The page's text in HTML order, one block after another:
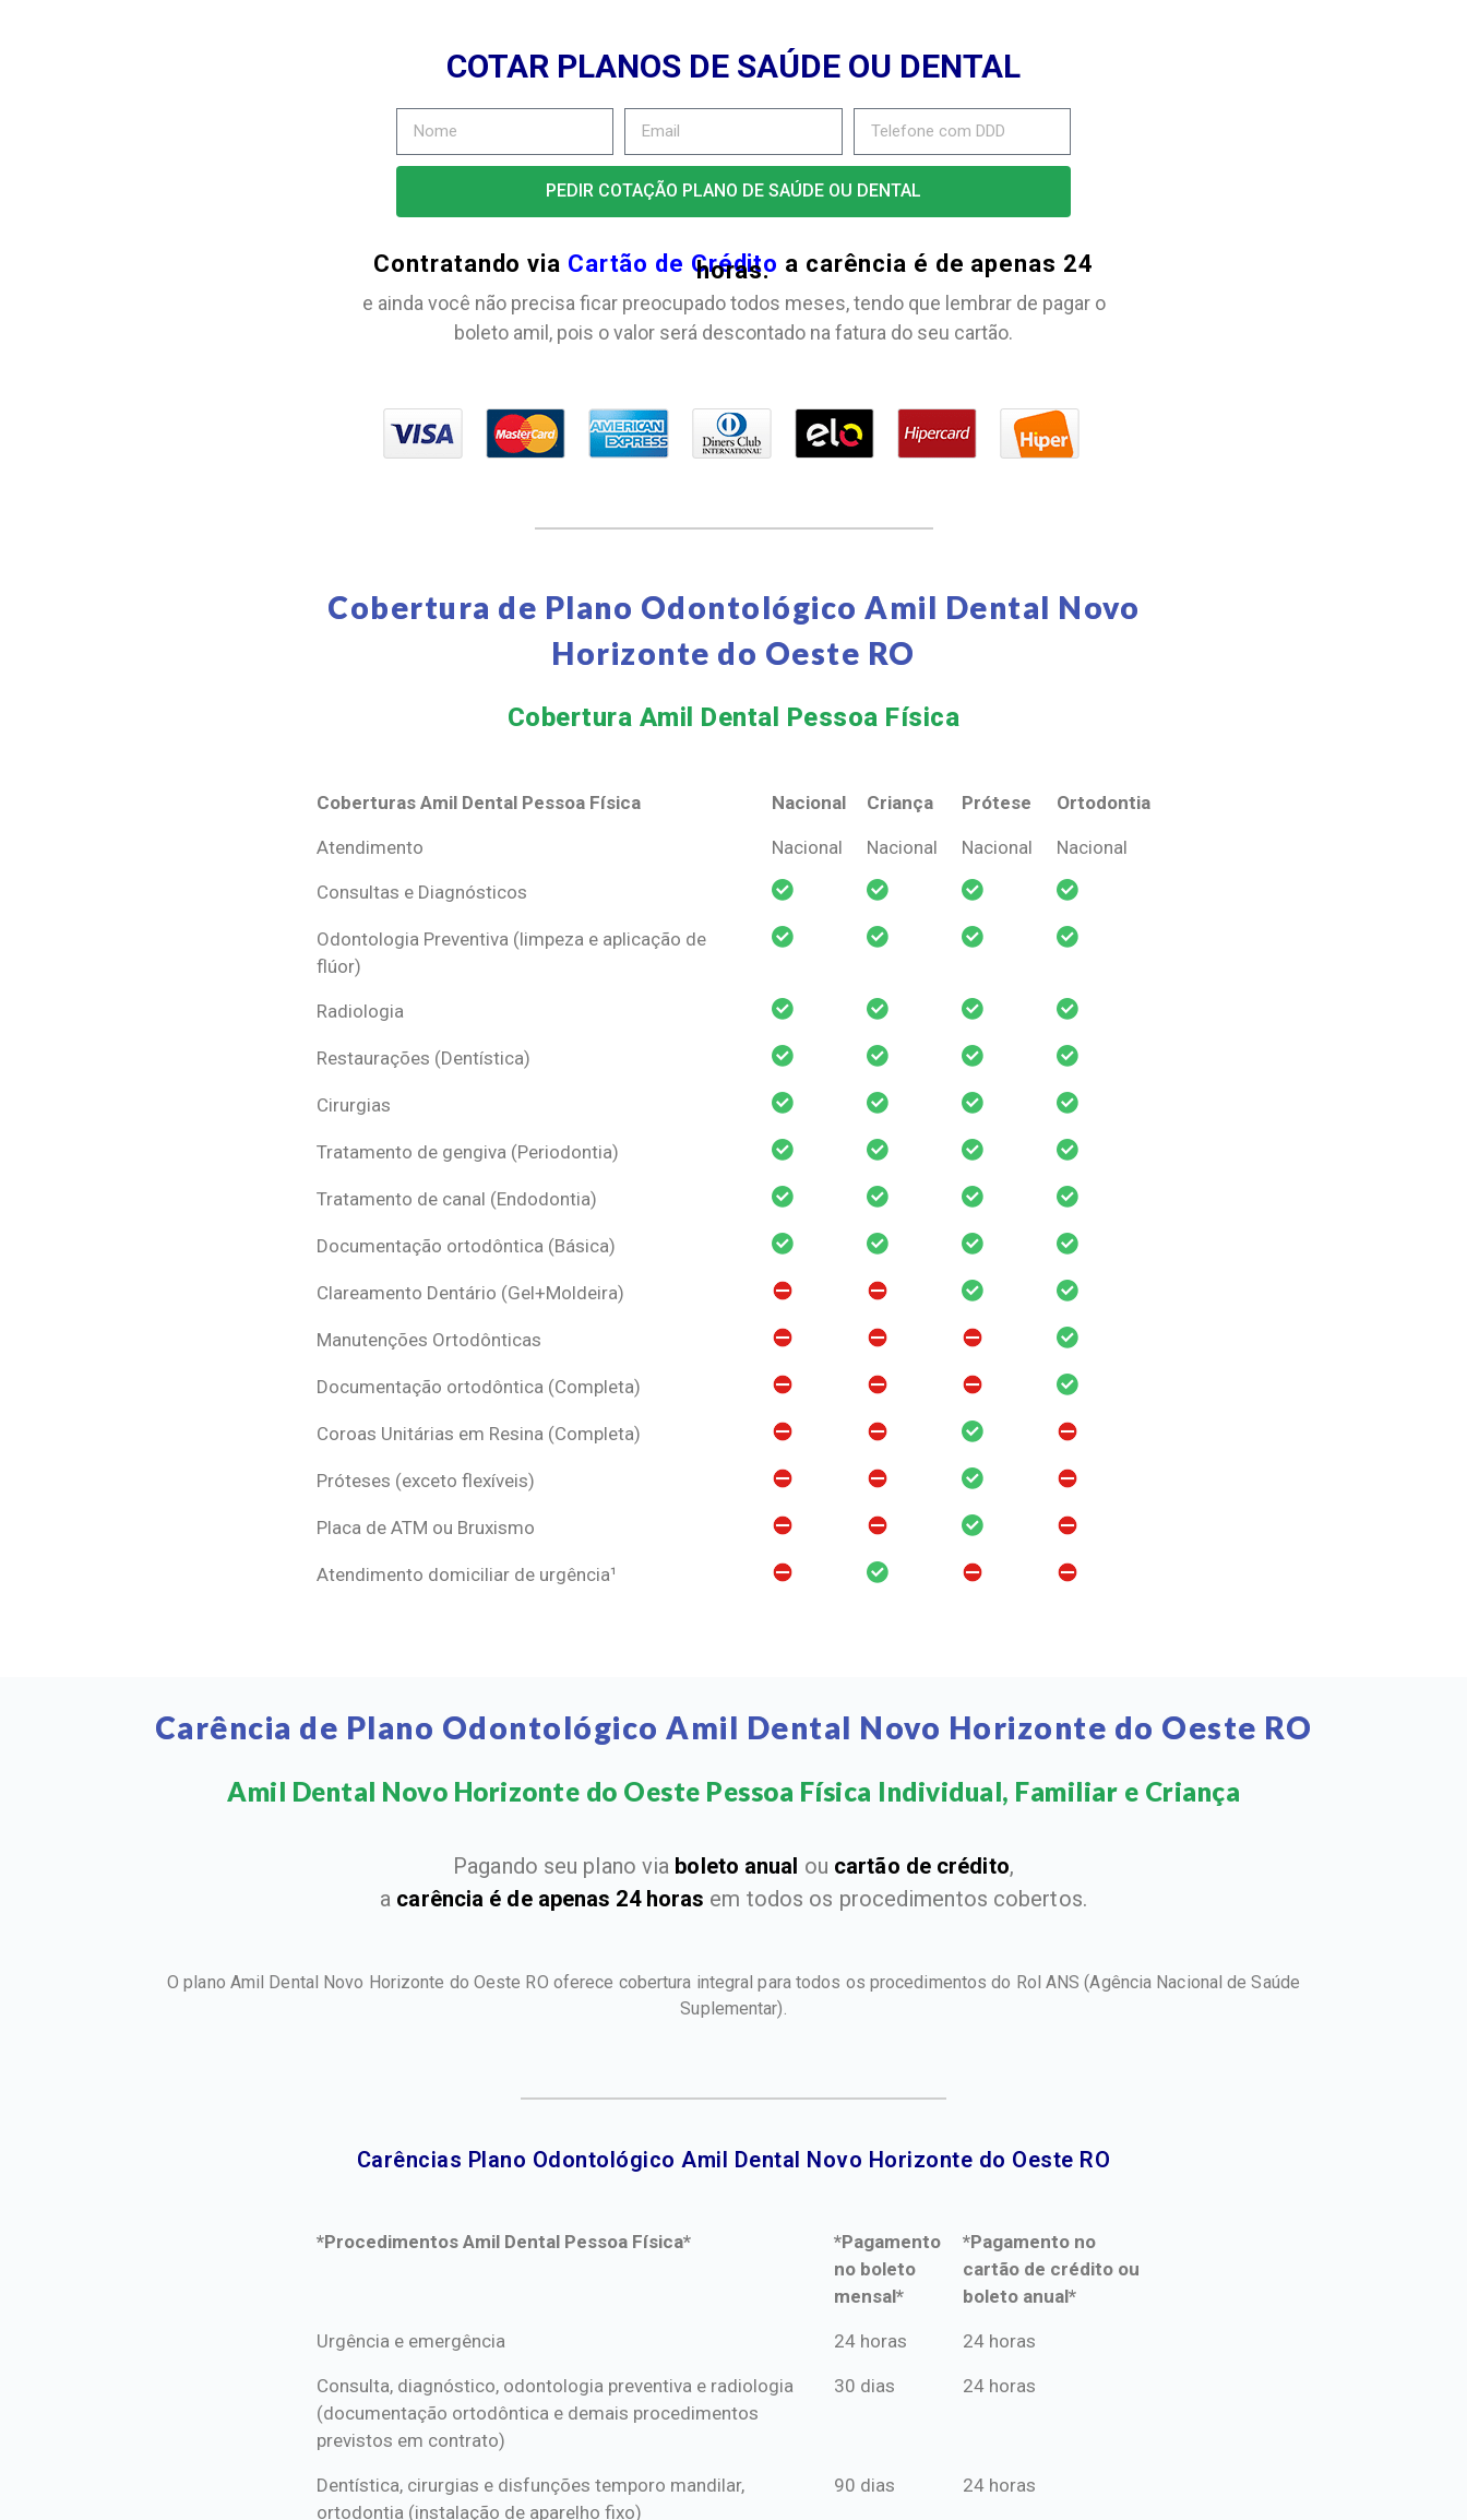
COTAR PLANOS DE SAÚDE OU DENTAL
PEDIR COTAÇÃO PLANO DE SAÚDE OU DENTAL
Contratando via Cartão de Crédito a carência é de apenas 24
horas.
e ainda você não precisa ficar preocupado todos meses, tendo que lembrar de pagar o
boleto amil, pois o valor será descontado na fatura do seu cartão.
Cobertura de Plano Odontológico Amil Dental Novo
Horizonte do Oeste RO
Cobertura Amil Dental Pessoa Física​
Coberturas Amil Dental Pessoa Física Nacional Criança Prótese
Ortodontia
Coberturas Amil Dental Pessoa Física
Nacional Criança Prótese Ortodontia
Atendimento Nacional Nacional Nacional Nacional
Consultas e Diagnósticos
Odontologia Preventiva (limpeza e aplicação de
flúor)
Radiologia
Restaurações (Dentística)
Cirurgias
Tratamento de gengiva (Periodontia)
Tratamento de canal (Endodontia)
Documentação ortodôntica (Básica)
Clareamento Dentário (Gel+Moldeira)
Manutenções Ortodônticas
Documentação ortodôntica (Completa)
Coroas Unitárias em Resina (Completa)
Próteses (exceto flexíveis)
Placa de ATM ou Bruxismo
Atendimento domiciliar de urgência¹
Carência de Plano Odontológico Amil Dental Novo Horizonte do Oeste RO
Amil Dental Novo Horizonte do Oeste Pessoa Física Individual, Familiar e Criança​
Pagando seu plano via boleto anual ou cartão de crédito,
a carência é de apenas 24 horas em todos os procedimentos cobertos.
O plano Amil Dental Novo Horizonte do Oeste RO oferece cobertura integral para todos os procedimentos do Rol ANS(Agência Nacional de Saúde
Suplementar).
Carências Plano Odontológico Amil Dental Novo Horizonte do Oeste RO​
*Procedimentos Amil Dental Pessoa Física*
*Pagamento
no boleto
mensal*
*Pagamento no
cartão de crédito ou
boleto anual*
*Procedimentos Amil Dental Pessoa Física*
*Pagamento
mensal*
*Pagamento no
boleto anual*
Urgência e emergência 24 horas 24 horas
Consulta, diagnóstico, odontologia preventiva e radiologia
(documentação ortodôntica e demais procedimentos
previstos em contrato)
30 dias 24 horas
Dentística, cirurgias e disfunções temporo mandilar,
ortodontia (instalação de aparelho fixo)
90 dias 24 horas